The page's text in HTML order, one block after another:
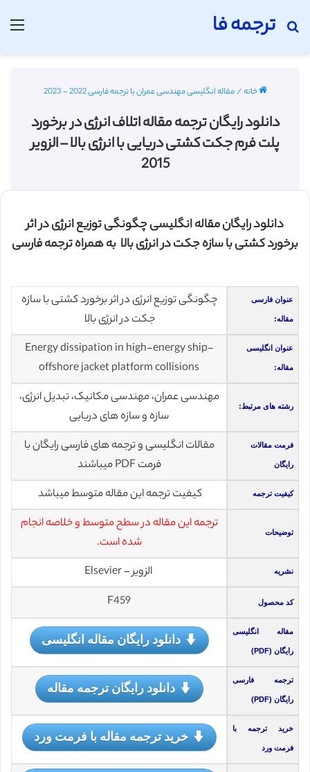
ترجمه فا
جستجو برای
خانه/مقاله انگلیسی مهندسی عمران با ترجمه فارسی 2022 - 2023
دانلود رایگان ترجمه مقاله اتلاف انرژی در برخورد
پلت فرم جکت کشتی دریایی با انرژی بالا – الزویر
2015
دانلود رایگان مقاله انگلیسی چگونگی توزیع انرژی در اثر
برخورد کشتی با سازه جکت در انرژی بالا به همراه ترجمه فارسی
عنوان فارسی
مقاله:
چگونگی توزیع انرژی در اثر برخورد کشتی با سازه
جکت در انرژی بالا
عنوان انگلیسی
مقاله:
Energy dissipation in high-energy ship-
offshore jacket platform collisions
رشته های مرتبط:
مهندسی عمران، مهندسی مکانیک، تبدیل انرژی،
سازه و سازه های دریایی
فرمت مقالات
رایگان
مقالات انگلیسی و ترجمه های فارسی رایگان با
فرمت PDF میباشند
کیفیت ترجمه کیفیت ترجمه این مقاله متوسط میباشد
توضیحات
ترجمه این مقاله در سطح متوسط و خلاصه انجام
شده است.
نشریه الزویر – Elsevier
کد محصول F459
مقاله انگلیسی
رایگان (PDF)
دانلود رایگان مقاله انگلیسی
ترجمه فارسی
رایگان (PDF)
دانلود رایگان ترجمه مقاله
خرید ترجمه با
فرمت ورد
خرید ترجمه مقاله با فرمت ورد